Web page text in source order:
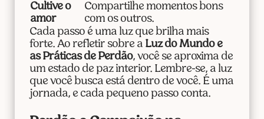
Cultive o
amor
Compartilhe momentos bons
com os outros.
Cada passo é uma luz que brilha mais
forte. Ao refletir sobre a Luz do Mundo e
as Práticas de Perdão, você se aproxima de
um estado de paz interior. Lembre-se, a luz
que você busca está dentro de você. É uma
jornada, e cada pequeno passo conta.